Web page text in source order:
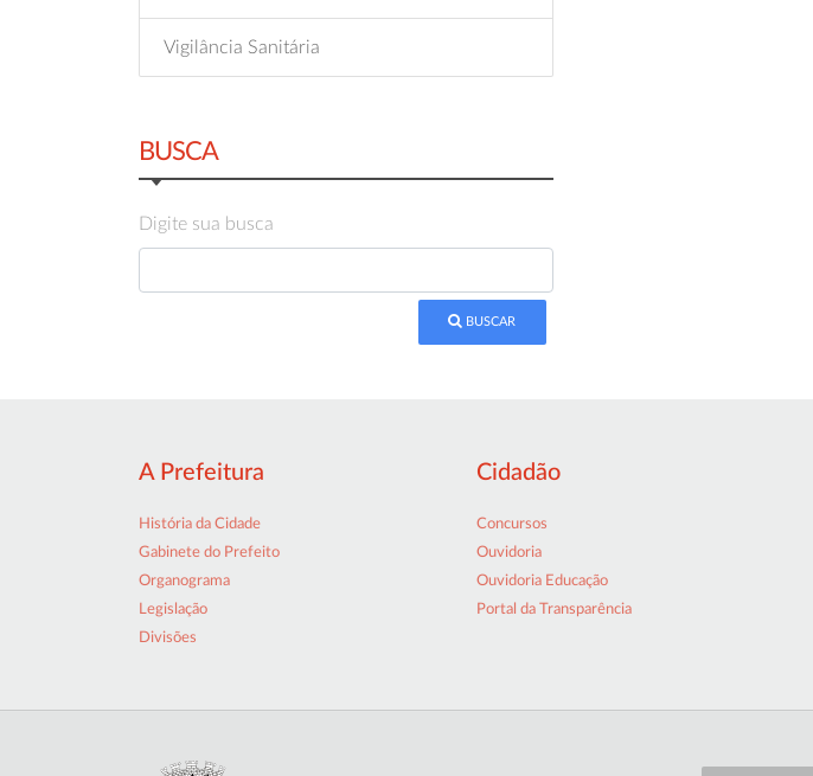
Vigilância Sanitária
BUSCA
Digite sua busca
BUSCAR
A Prefeitura
História da Cidade
Gabinete do Prefeito
Organograma
Legislação
Divisões
Cidadão
Concursos
Ouvidoria
Ouvidoria Educação
Portal da Transparência